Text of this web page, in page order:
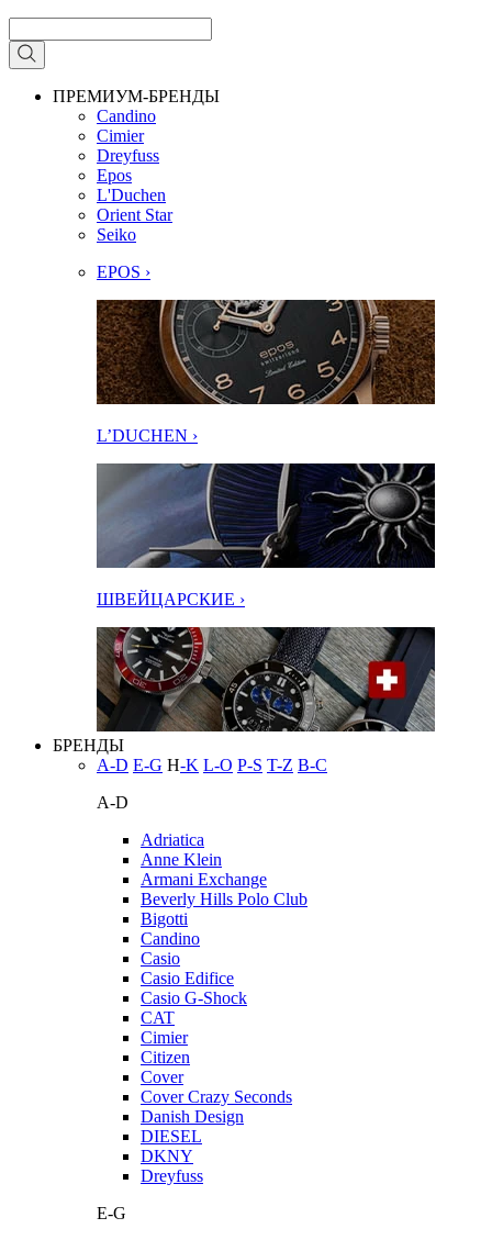
ПРЕМИУМ-БРЕНДЫ
Candino
Cimier
Dreyfuss
Epos
L'Duchen
Orient Star
Seiko
EPOS ›
L’DUCHEN ›
ШВЕЙЦАРСКИЕ ›
БРЕНДЫ
A-D E-G H-K L-O P-S T-Z В-С
A-D
Adriatica
Anne Klein
Armani Exchange
Beverly Hills Polo Club
Bigotti
Candino
Casio
Casio Edifice
Casio G-Shock
CAT
Cimier
Citizen
Cover
Cover Crazy Seconds
Danish Design
DIESEL
DKNY
Dreyfuss
E-G